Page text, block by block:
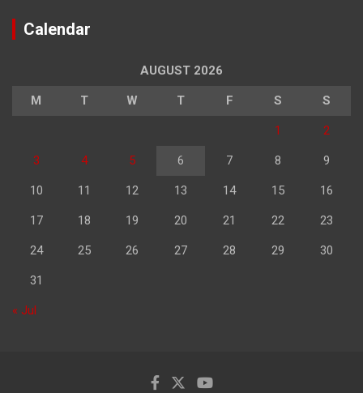
Calendar
AUGUST 2026
M T W T F S S
1 2
3 4 5 6 7 8 9
10 11 12 13 14 15 16
17 18 19 20 21 22 23
24 25 26 27 28 29 30
31
« Jul